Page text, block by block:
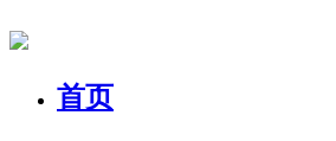
首页